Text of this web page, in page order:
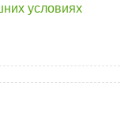
условиях